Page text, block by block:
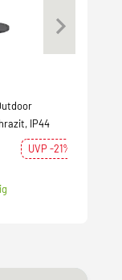
IP44
UVP -21%